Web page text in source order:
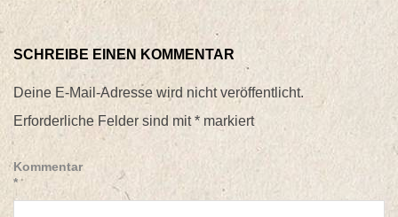
SCHREIBE EINEN KOMMENTAR
Deine E-Mail-Adresse wird nicht veröffentlicht.
Erforderliche Felder sind mit* markiert
Kommentar
*